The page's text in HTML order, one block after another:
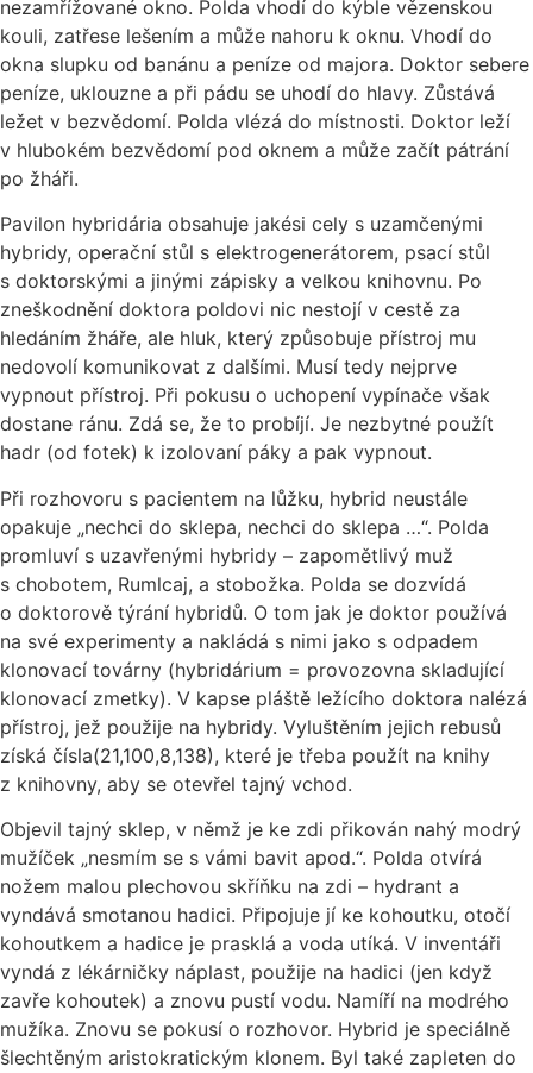
nezamřížované okno. Polda vhodí do kýble vězenskou
kouli, zatřese lešením a může nahoru k oknu. Vhodí do
okna slupku od banánu a peníze od majora. Doktor sebere
peníze, uklouzne a při pádu se uhodí do hlavy. Zůstává
ležet v bezvědomí. Polda vlézá do místnosti. Doktor leží
v hlubokém bezvědomí pod oknem a může začít pátrání
po žháři.
Pavilon hybridária obsahuje jakési cely s uzamčenými
hybridy, operační stůl s elektrogene­rátorem, psací stůl
s doktorskými a jinými zápisky a velkou knihovnu. Po
zneškodnění doktora poldovi nic nestojí v cestě za
hledáním žháře, ale hluk, který způsobuje přístroj mu
nedovolí komunikovat z dalšími. Musí tedy nejprve
vypnout přístroj. Při pokusu o uchopení vypínače však
dostane ránu. Zdá se, že to probíjí. Je nezbytné použít
hadr (od fotek) k izolovaní páky a pak vypnout.
Při rozhovoru s pacientem na lůžku, hybrid neustále
opakuje „nechci do sklepa, nechci do sklepa …“. Polda
promluví s uzavřenými hybridy – zapomětlivý muž
s chobotem, Rumlcaj, a stobožka. Polda se dozvídá
o doktorově týrání hybridů. O tom jak je doktor používá
na své experimenty a nakládá s nimi jako s odpadem
klonovací továrny (hybridárium = provozovna skladující
klonovací zmetky). V kapse pláště ležícího doktora nalézá
přístroj, jež použije na hybridy. Vyluštěním jejich rebusů
získá čísla(21,100,8,­138), které je třeba použít na knihy
z knihovny, aby se otevřel tajný vchod.
Objevil tajný sklep, v němž je ke zdi přikován nahý modrý
mužíček „nesmím se s vámi bavit apod.“. Polda otvírá
nožem malou plechovou skříňku na zdi – hydrant a
vyndává smotanou hadici. Připojuje jí ke kohoutku, otočí
kohoutkem a hadice je prasklá a voda utíká. V inventáři
vyndá z lékárničky náplast, použije na hadici (jen když
zavře kohoutek) a znovu pustí vodu. Namíří na modrého
mužíka. Znovu se pokusí o rozhovor. Hybrid je speciálně
šlechtěným aristokratickým klonem. Byl také zapleten do